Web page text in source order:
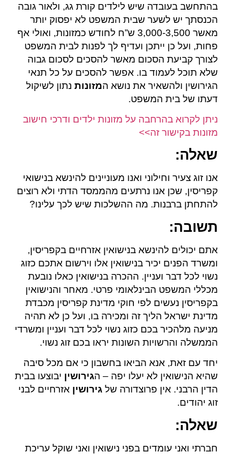
בהתחשב בעובדה שיש לילדים קורת גג, ולאור גובה
הכנסתך יש לשער שבית המשפט לא יפסוק יותר
מאשר 3,000-3,500 ש”ח לחודש כמזונות, ואולי אף
פחות, ועל כן ייתכן ועדיף לך לפנות לבית המשפט
לצורך קביעת הסכום מאשר להסכים לסכום גבוה
שלא תוכל לעמוד בו. אפשר להסכים על כל תנאי
הגירושין ולהשאיר את נושא המזונות נתון לשיקול
דעתו של בית המשפט.
ניתן לקרוא בהרחבה על מזונות ילדים ודרכי חישוב
מזונות בקישור זה>>
שאלה:
אנו זוג צעיר וחילוני ואנו מעוניינים להינשא בנישואי
קפריסין, שכן אנו נרתעים מהממסד הדתי ולא רוצים
להתחתן ברבנות. מה ההשלכות שיש לכך עלינו?
תשובה:
אתם יכולים להינשא בנישואין אזרחיים בקפריסין,
ומשרד הפנים יכיר בנישואין אלו וירשום אתכם כזוג
נשוי לכל דבר ועניין. ההכרה בנישואין כאלו נובעת
מכללי המשפט הבינלאומי פרטי. מאחר והנישואין
בקפריסין נעשים לפי חוקי מדינת קפריסין מכבדת
מדינת ישראל הליך זה ומכירה בו, ועל כן לא תהיה
מניעה מלהכיר בכם כזוג נשוי לכל דבר ועניין ומשרדי
הממשלה והרשויות השונות יראו בכם זוג נשוי.
יחד עם זאת, אנא הביאו בחשבון כי אם מכל סיבה
שהיא הנישואין לא יעלו יפה – הגירושין יבוצעו בבית
הדין הרבני. אין פרוצדורה של גירושין אזרחיים לבני
זוג יהודים.
שאלה:
חברתי ואני עומדים בפני נישואין ואני שוקל עריכת